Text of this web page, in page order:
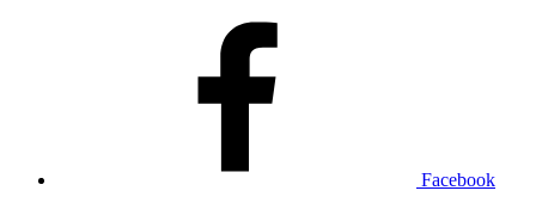
Facebook